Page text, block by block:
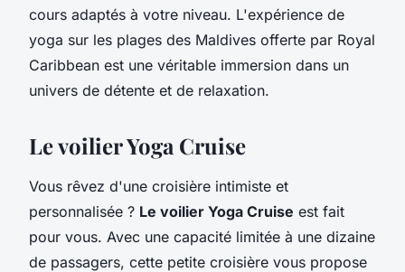
cours adaptés à votre niveau. L'expérience de
yoga sur les plages des Maldives offerte par Royal
Caribbean est une véritable immersion dans un
univers de détente et de relaxation.
Le voilier Yoga Cruise
Vous rêvez d'une croisière intimiste et
personnalisée ? Le voilier Yoga Cruise est fait
pour vous. Avec une capacité limitée à une dizaine
de passagers, cette petite croisière vous propose